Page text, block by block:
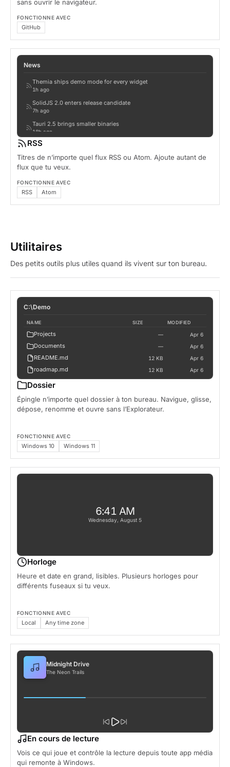
sans ouvrir le navigateur.
FONCTIONNE AVEC
GitHub
News
Themia ships demo mode for every widget
1h ago
SolidJS 2.0 enters release candidate
7h ago
Tauri 2.5 brings smaller binaries
18h ago
The desktop is back
RSS
Titres de n’importe quel flux RSS ou Atom. Ajoute autant de
flux que tu veux.
FONCTIONNE AVEC
RSS Atom
Utilitaires
Des petits outils plus utiles quand ils vivent sur ton bureau.
C:\Demo
NAME SIZE MODIFIED
Projects — Apr 6
Documents — Apr 6
README.md 12 KB Apr 6
roadmap.md 12 KB Apr 6
budget.xlsx
logo.svg Apr 6
Dossier
Épingle n’importe quel dossier à ton bureau. Navigue, glisse,
dépose, renomme et ouvre sans l’Explorateur.
FONCTIONNE AVEC
Windows 10 Windows 11
6:41 AM
Wednesday, August 5
Horloge
Heure et date en grand, lisibles. Plusieurs horloges pour
différents fuseaux si tu veux.
FONCTIONNE AVEC
Local Any time zone
Midnight Drive
The Neon Trails
En cours de lecture
Vois ce qui joue et contrôle la lecture depuis toute app média
qui remonte à Windows.